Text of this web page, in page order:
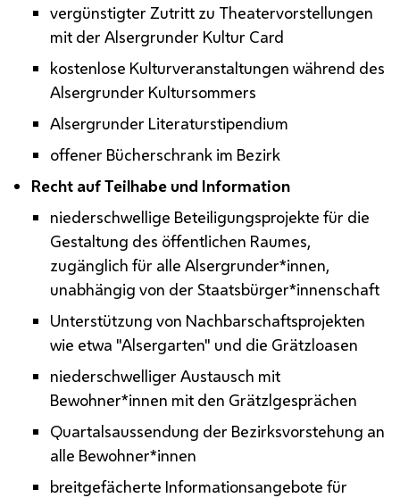
vergünstigter Zutritt zu Theatervorstellungen
mit der Alsergrunder Kultur Card
kostenlose Kulturveranstaltungen während des
Alsergrunder Kultursommers
Alsergrunder Literaturstipendium
offener Bücherschrank im Bezirk
Recht auf Teilhabe und Information
niederschwellige Beteiligungsprojekte für die
Gestaltung des öffentlichen Raumes,
zugänglich für alle Alsergrunder*innen,
unabhängig von der Staatsbürger*innenschaft
Unterstützung von Nachbarschaftsprojekten
wie etwa "Alsergarten" und die Grätzloasen
niederschwelliger Austausch mit
Bewohner*innen mit den Grätzlgesprächen
Quartalsaussendung der Bezirksvorstehung an
alle Bewohner*innen
breitgefächerte Informationsangebote für